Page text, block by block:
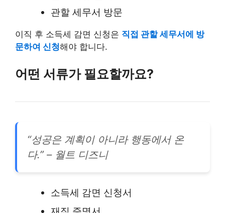
관할 세무서 방문
이직 후 소득세 감면 신청은 직접 관할 세무서에 방
문하여 신청해야 합니다.
어떤 서류가 필요할까요?
“성공은 계획이 아니라 행동에서 온
다.” – 월트 디즈니
소득세 감면 신청서